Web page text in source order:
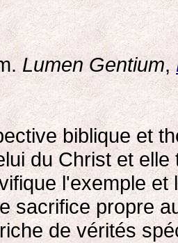
Lumen Gentium,
biblique et
du Christ et
l'exemple
sacrifice propre
de vérités